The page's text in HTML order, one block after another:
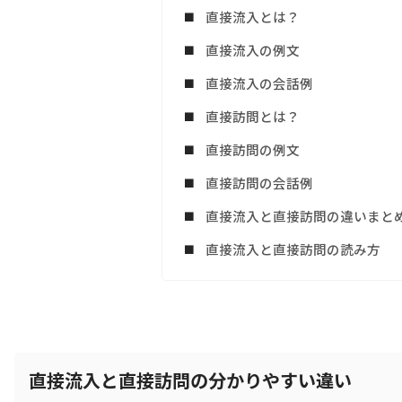
直接流入とは？
直接流入の例文
直接流入の会話例
直接訪問とは？
直接訪問の例文
直接訪問の会話例
直接流入と直接訪問の違いまと
直接流入と直接訪問の読み方
直接流入と直接訪問の分かりやすい違い